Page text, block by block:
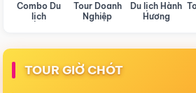
Combo Du
lịch
Tour Doanh
Nghiệp
Du lịch Hành
Hương
TOUR GIỜ CHÓT